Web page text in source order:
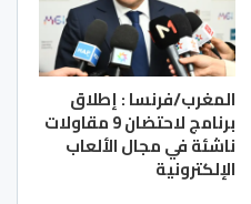
المغرب/فرنسا : إطلاق
برنامج لاحتضان 9 مقاولات
ناشئة في مجال الألعاب
الإلكترونية